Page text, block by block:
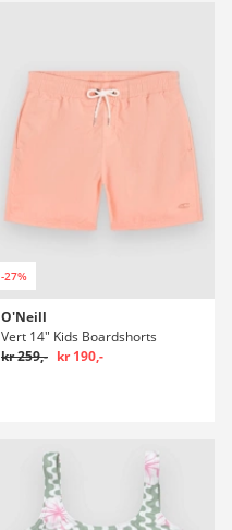
-27%
O'Neill
Vert 14" Kids Boardshorts
kr 259,- kr 190,-